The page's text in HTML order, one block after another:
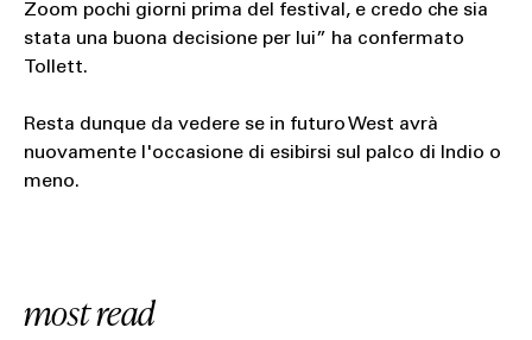
Zoom pochi giorni prima del festival, e credo che sia
stata una buona decisione per lui” ha confermato
Tollett.
Resta dunque da vedere se in futuro West avrà
nuovamente l'occasione di esibirsi sul palco di Indio o
meno.
most read